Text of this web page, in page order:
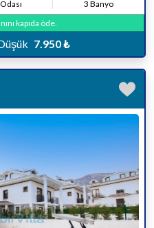
3 Banyo
kapıda öde.
7.950 ₺